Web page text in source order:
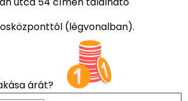
(légvonalban).
árát?